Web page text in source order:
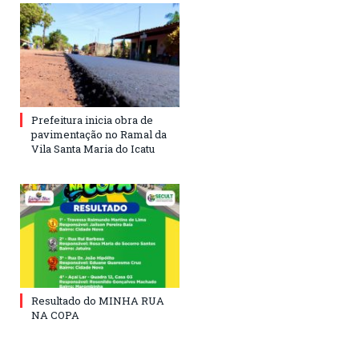
Prefeitura inicia obra de
pavimentação no Ramal da
Vila Santa Maria do Icatu
Resultado do MINHA RUA
NA COPA